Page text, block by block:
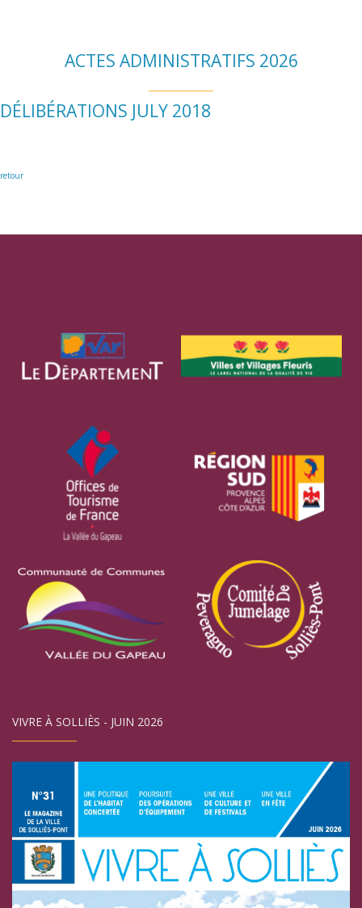
ACTES ADMINISTRATIFS 2026
DÉLIBÉRATIONS JULY 2018
retour
VIVRE À SOLLIÈS - JUIN 2026